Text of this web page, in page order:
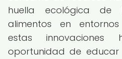
huella ecológica de
alimentos en
estas
oportunidad de